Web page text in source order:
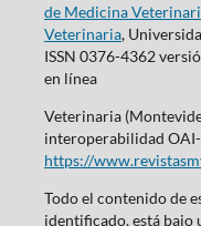
de Medicina
Veterinaria,
ISSN 0376-4362
en línea
Veterinaria
interoperabilidad
https://
Todo el contenido de
identificado, está bajo